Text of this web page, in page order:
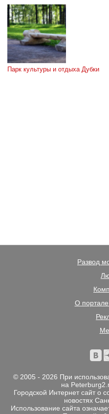
Парк культуры и отдыха Дубки
Развод
О портале
© 2005 - 2026 При
на
Городской Интернет сайт о
новостях
Использование сайта